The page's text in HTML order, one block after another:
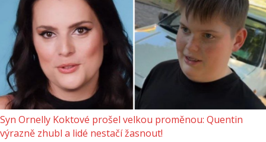
Syn Ornelly Koktové prošel velkou proměnou: Quentin
výrazně zhubl a lidé nestačí žasnout!